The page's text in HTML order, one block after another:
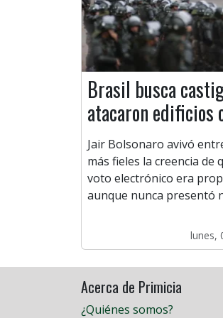
Brasil busca
atacaron edificios
Jair Bolsonaro avivó
más fieles la creencia de
voto electrónico era
aunque nunca presentó
lunes,
Acerca de Primicia
¿Quiénes somos?